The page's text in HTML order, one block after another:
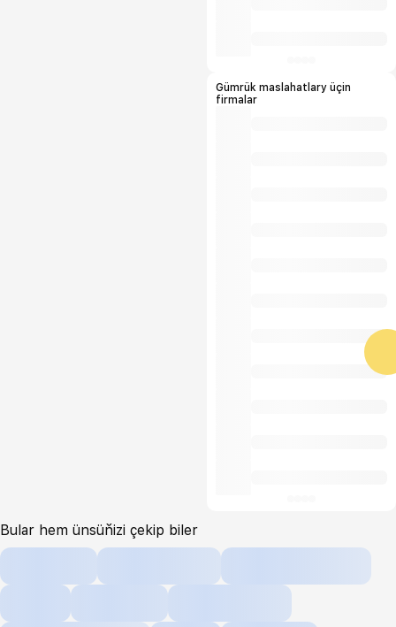
Gümrük maslahatlary üçin
firmalar
Bular hem ünsüňizi çekip biler